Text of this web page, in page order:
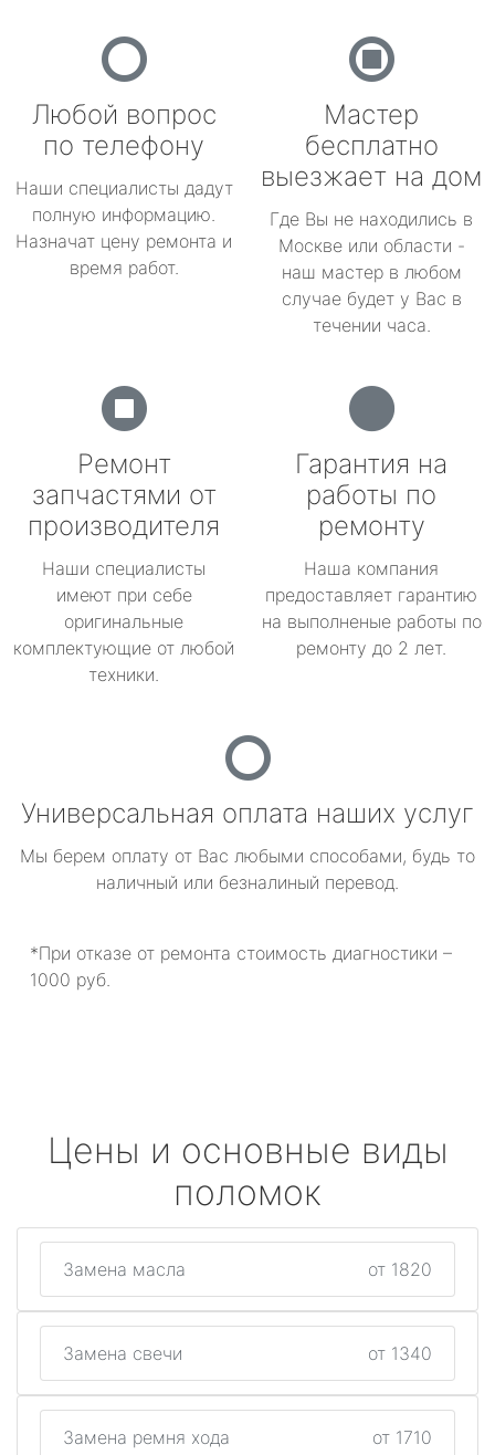
Любой вопрос
по телефону
Наши специалисты дадут
полную информацию.
Назначат цену ремонта и
время работ.
Мастер
бесплатно
выезжает на дом
Где Вы не находились в
Москве или области -
наш мастер в любом
случае будет у Вас в
течении часа.
Ремонт
запчастями от
производителя
Наши специалисты
имеют при себе
оригинальные
комплектующие от любой
техники.
Гарантия на
работы по
ремонту
Наша компания
предоставляет гарантию
на выполненые работы по
ремонту до 2 лет.
Универсальная оплата наших услуг
Мы берем оплату от Вас любыми способами, будь то
наличный или безналиный перевод.
*При отказе от ремонта стоимость диагностики –
1000 руб.
Цены и основные виды
поломок
Замена масла от 1820
Замена свечи от 1340
Замена ремня хода от 1710